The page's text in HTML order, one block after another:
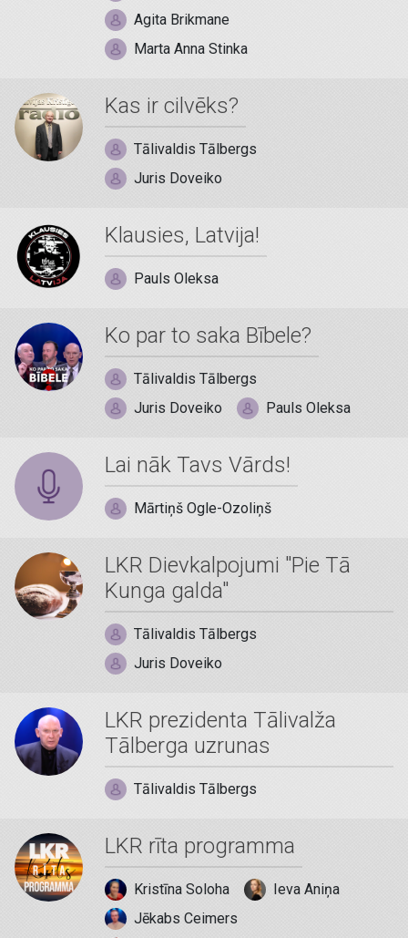
Agita Brikmane
Marta Anna Stinka
Kas ir cilvēks?
Tālivaldis Tālbergs
Juris Doveiko
Klausies, Latvija!
Pauls Oleksa
Ko par to saka Bībele?
Tālivaldis Tālbergs
Juris Doveiko
Pauls Oleksa
Lai nāk Tavs Vārds!
Mārtiņš Ogle-Ozoliņš
LKR Dievkalpojumi "Pie Tā
Kunga galda"
Tālivaldis Tālbergs
Juris Doveiko
LKR prezidenta Tālivalža
Tālberga uzrunas
Tālivaldis Tālbergs
LKR rīta programma
Kristīna Soloha
Ieva Aniņa
Jēkabs Ceimers